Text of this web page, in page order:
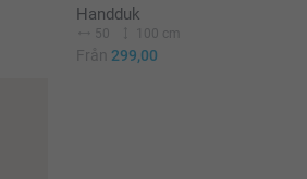
Handduk
50 100 cm
Från 299,00